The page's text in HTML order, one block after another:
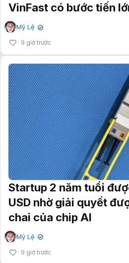
VinFast có bước tiến
Mỹ Lệ ✔
9 giờ trước
Startup 2 năm tuổi
USD nhờ giải quyết
chai của chip AI
Mỹ Lệ ✔
9 giờ trước